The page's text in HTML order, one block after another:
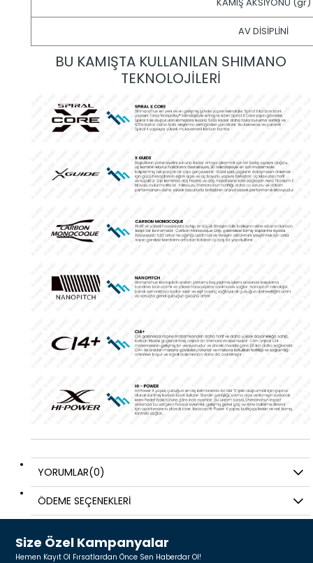
AV DİSİPLİNİ
BU KAMIŞTA KULLANILAN SHIMANO
TEKNOLOJİLERİ
YORUMLAR(0)
ÖDEME SEÇENEKLERI
Size Özel Kampanyalar
Hemen Kayıt Ol Fırsatlardan Önce Sen Haberdar Ol!